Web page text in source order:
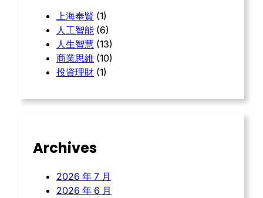
上海奉賢 (1)
人工智能 (6)
人生智慧 (13)
商業思維 (10)
投資理財 (1)
Archives
2026 年 7 月
2026 年 6 月